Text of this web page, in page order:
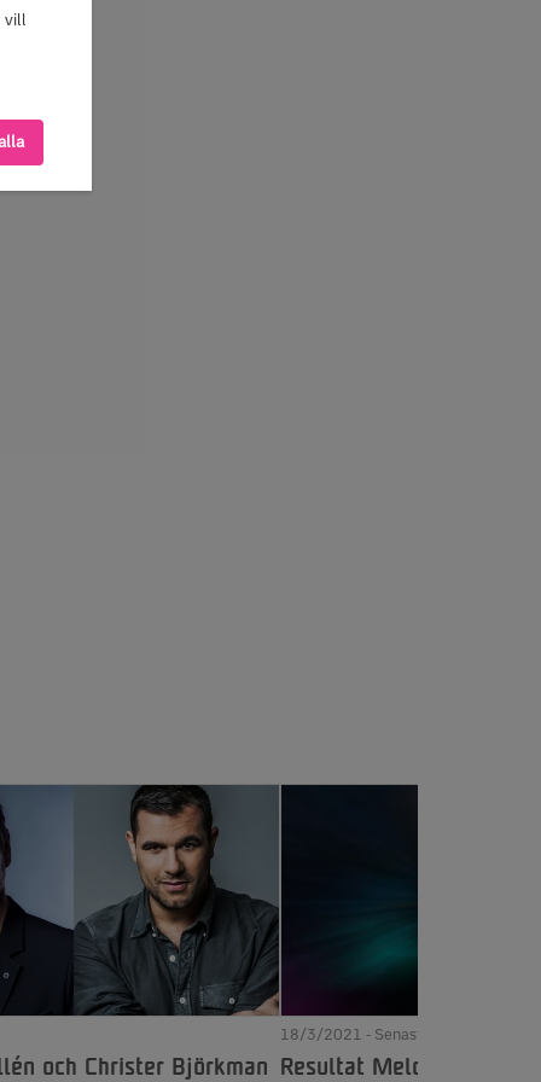
vill
och Christer Björkman
18/3/2021 - Senast uppdaterad 17
Resultat